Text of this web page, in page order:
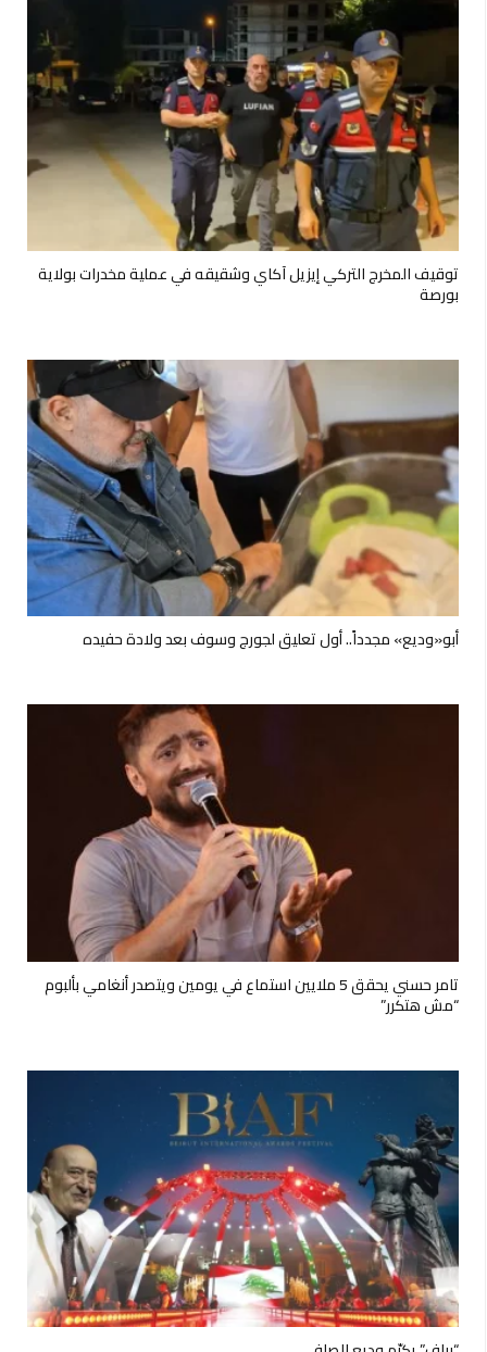
توقيف المخرج التركي إيزيل آكاي وشقيقه في عملية مخدرات بولاية
بورصة
أبو«وديع» مجدداً.. أول تعليق لجورج وسوف بعد ولادة حفيده
تامر حسني يحقق 5 ملايين استماع في يومين ويتصدر أنغامي بألبوم
“مش هتكرر”